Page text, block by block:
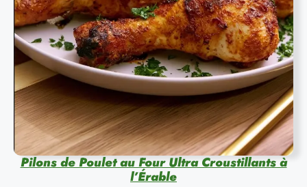
Pilons de Poulet au Four Ultra Croustillants à
l’Érable